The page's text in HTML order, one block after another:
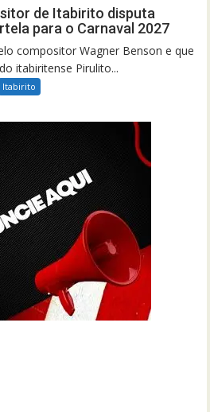
de Itabirito disputa
para o Carnaval 2027
compositor Wagner Benson e que
itabiritense Pirulito...
Itabirito